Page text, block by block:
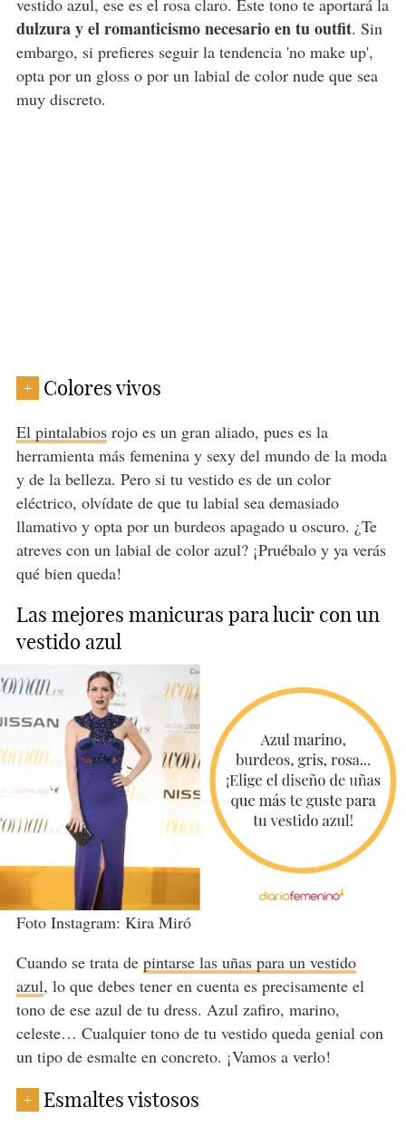
vestido azul, ese es el rosa claro. Este tono te aportará la
dulzura y el romanticismo necesario en tu outfit. Sin
embargo, si prefieres seguir la tendencia 'no make up',
opta por un gloss o por un labial de color nude que sea
muy discreto.
+ Colores vivos
El pintalabiosrojo es un gran aliado, pues es la
herramienta más femenina y sexy del mundo de la moda
y de la belleza. Pero si tu vestido es de un color
eléctrico, olvídate de que tu labial sea demasiado
llamativo y opta por un burdeos apagado u oscuro. ¿Te
atreves con un labial de color azul? ¡Pruébalo y ya verás
qué bien queda!
Las mejores manicuras para lucir con un
vestido azul
Foto Instagram: Kira Miró
Cuando se trata de pintarse las uñas para un vestido
azul, lo que debes tener en cuenta es precisamente el
tono de ese azul de tu dress. Azul zafiro, marino,
celeste… Cualquier tono de tu vestido queda genial con
un tipo de esmalte en concreto. ¡Vamos a verlo!
+ Esmaltes vistosos